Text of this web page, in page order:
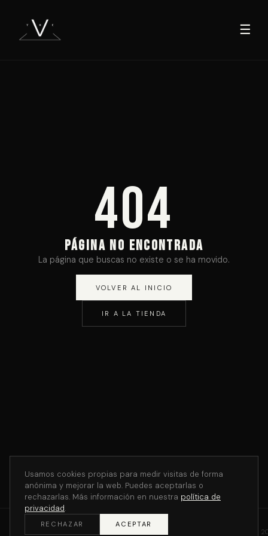
☰
404
PÁGINA NO ENCONTRADA
La página que buscas no existe o se ha movido.
VOLVER AL INICIO
IR A LA TIENDA
Usamos cookies propias para medir visitas de forma
anónima y mejorar la web. Puedes aceptarlas o
rechazarlas. Más información en nuestra política de
privacidad.
RECHAZAR ACEPTAR